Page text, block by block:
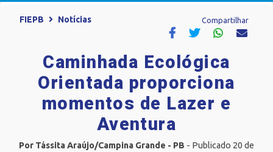
FIEPB Notícias Compartilhar
Caminhada Ecológica
Orientada proporciona
momentos de Lazer e
Aventura
Por Tássita Araújo/Campina Grande - PB - Publicado 20 de